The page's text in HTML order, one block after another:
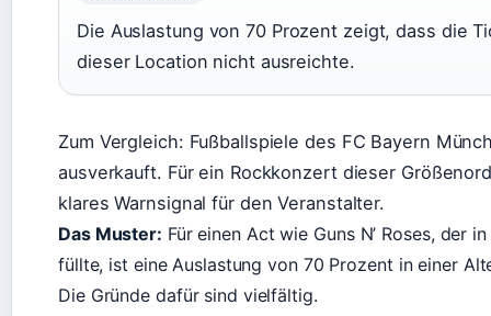
Die Auslastung von 70 Prozent zeigt, dass die
dieser Location nicht ausreichte.
Zum Vergleich: Fußballspiele des FC Bayern
ausverkauft. Für ein Rockkonzert dieser
klares Warnsignal für den Veranstalter.
Das Muster: Für einen Act wie Guns N’ Roses, der
füllte, ist eine Auslastung von 70 Prozent in einer
Die Gründe dafür sind vielfältig.